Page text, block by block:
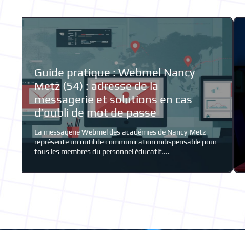
Guide complet sur l’application web
Les applications web sont devenues la priorité des
internautes pour obtenir un coût de développement
raisonnable. De plus, elles sont...